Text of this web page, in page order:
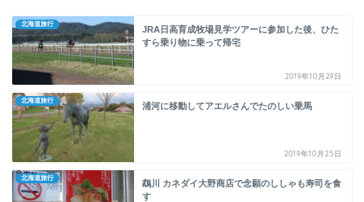
北海道旅行
JRA日高育成牧場見学ツアーに参加した後、ひた
すら乗り物に乗って帰宅
2019年10月29日
北海道旅行
浦河に移動してアエルさんでたのしい乗馬
2019年10月25日
北海道旅行
鵡川 カネダイ大野商店で念願のししゃも寿司を食
す